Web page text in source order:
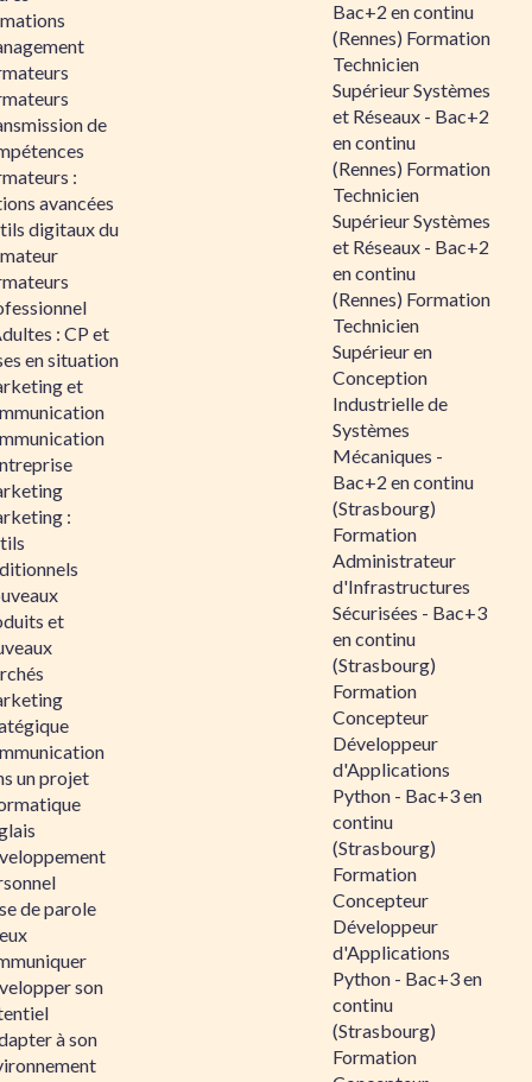
de
:
avancées
digitaux du
: CP et
en situation
et
:
et
un projet
de parole
son
à son
Bac+2 en continu
(Rennes) Formation
Technicien
Supérieur Systèmes
et Réseaux - Bac+2
en continu
(Rennes) Formation
Technicien
Supérieur Systèmes
et Réseaux - Bac+2
en continu
(Rennes) Formation
Technicien
Supérieur en
Conception
Industrielle de
Systèmes
Mécaniques -
Bac+2 en continu
(Strasbourg)
Formation
Administrateur
d'Infrastructures
Sécurisées - Bac+3
en continu
(Strasbourg)
Formation
Concepteur
Développeur
d'Applications
Python - Bac+3 en
continu
(Strasbourg)
Formation
Concepteur
Développeur
d'Applications
Python - Bac+3 en
continu
(Strasbourg)
Formation